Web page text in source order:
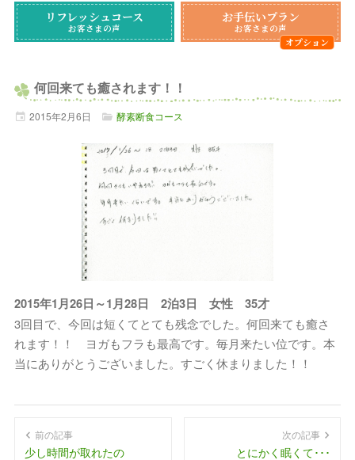
リフレッシュコース
お客さまの声
お手伝いプラン
お客さまの声
何回来ても癒されます！！
2015年2月6日 酵素断食コース
2015年1月26日～1月28日 2泊3日 女性 35才
3回目で、今回は短くてとても残念でした。何回来ても癒さ
れます！！ ヨガもフラも最高です。毎月来たい位です。本
当にありがとうございました。すごく休まりました！！
前の記事
少し時間が取れたの
次の記事
とにかく眠くて･･･